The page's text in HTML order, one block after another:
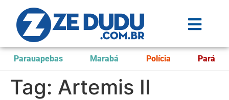
Parauapebas Marabá Polícia Pará
Tag: Artemis II